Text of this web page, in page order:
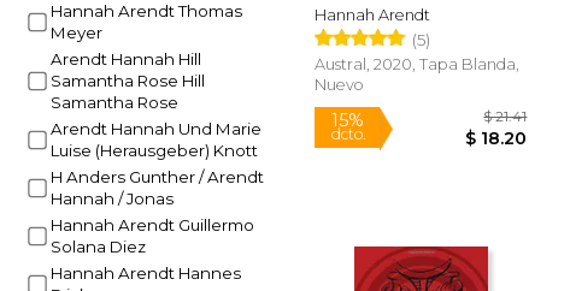
Hannah Arendt Thomas
Meyer
Arendt Hannah Hill
Samantha Rose Hill
Samantha Rose
Arendt Hannah Und Marie
Luise (Herausgeber) Knott
H Anders Gunther / Arendt
Hannah / Jonas
Hannah Arendt Guillermo
Solana Diez
Hannah Arendt Hannes
Hannah Arendt
(5)
Austral, 2020, Tapa Blanda,
Nuevo